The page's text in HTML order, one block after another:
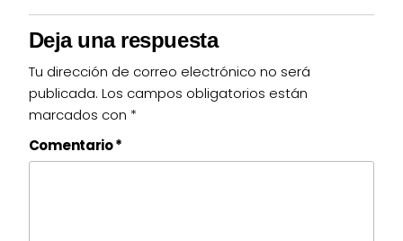
Deja una respuesta
Tu dirección de correo electrónico no será
publicada. Los campos obligatorios están
marcados con *
Comentario*